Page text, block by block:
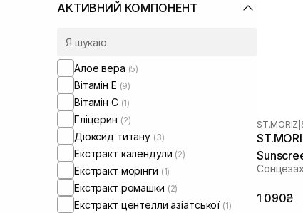
АКТИВНИЙ КОМПОНЕНТ
Алое вера (5)
Вітамін Е (9)
Вітамін C (1)
Гліцерин (2)
Діоксид титану (3)
Екстракт календули (2)
Екстракт морінги (1)
Екстракт ромашки (2)
Екстракт центелли азіатської (1)
ST.MORIZ
1 090₴